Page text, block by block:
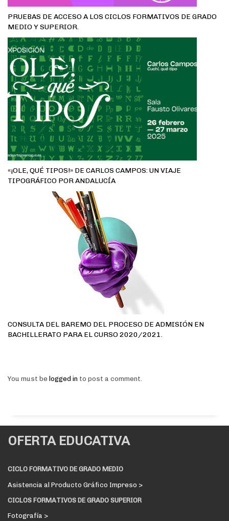
PRUEBAS DE ACCESO A LOS CICLOS FORMATIVOS DE GRADO
MEDIO Y SUPERIOR.
«¡OLE, QUÉ TIPOS!» DE CARLOS CAMPOS: UN VIAJE
TIPOGRÁFICO POR ANDALUCÍA
CONSULTA DEL BAREMO DEL PROCESO DE ADMISIÓN EN
BACHILLERATO PARA EL CURSO 2020/2021.
You must be logged in to post a comment.
OFERTA EDUCATIVA
CICLO FORMATIVO DE GRADO MEDIO
Asistencia al Producto Gráfico Impreso >
CICLOS FORMATIVOS DE GRADO SUPERIOR
Fotografía >